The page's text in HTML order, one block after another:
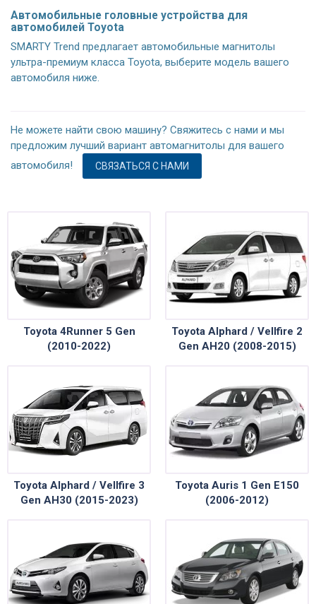
Автомобильные головные устройства для
автомобилей Toyota
SMARTY Trend предлагает автомобильные магнитолы
ультра-премиум класса Toyota, выберите модель вашего
автомобиля ниже.
Не можете найти свою машину? Свяжитесь с нами и мы
предложим лучший вариант автомагнитолы для вашего
автомобиля!
СВЯЗАТЬСЯ С НАМИ
Toyota 4Runner 5 Gen
(2010-2022)
Toyota Alphard / Vellfire 2
Gen AH20 (2008-2015)
Toyota Alphard / Vellfire 3
Gen AH30 (2015-2023)
Toyota Auris 1 Gen E150
(2006-2012)